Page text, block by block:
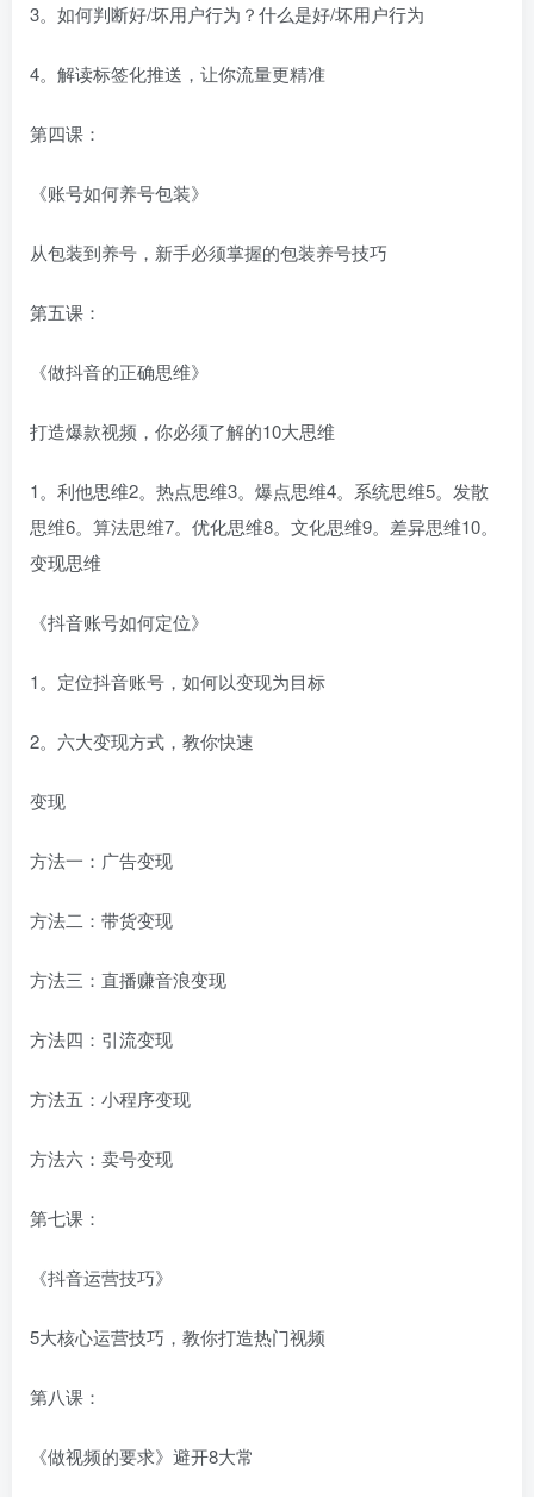
3。如何判断好/坏用户行为？什么是好/坏用户行为
4。解读标签化推送，让你流量更精准
第四课：
《账号如何养号包装》
从包装到养号，新手必须掌握的包装养号技巧
第五课：
《做抖音的正确思维》
打造爆款视频，你必须了解的10大思维
1。利他思维2。热点思维3。爆点思维4。系统思维5。发散
思维6。算法思维7。优化思维8。文化思维9。差异思维10。
变现思维
《抖音账号如何定位》
1。定位抖音账号，如何以变现为目标
2。六大变现方式，教你快速
变现
方法一：广告变现
方法二：带货变现
方法三：直播赚音浪变现
方法四：引流变现
方法五：小程序变现
方法六：卖号变现
第七课：
《抖音运营技巧》
5大核心运营技巧，教你打造热门视频
第八课：
《做视频的要求》避开8大常